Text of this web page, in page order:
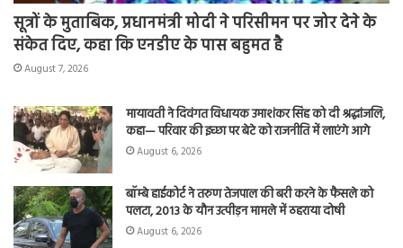
सूत्रों के मुताबिक, प्रधानमंत्री मोदी ने परिसीमन पर जोर देने के
संकेत दिए, कहा कि एनडीए के पास बहुमत है
August 7, 2026
मायावती ने दिवंगत विधायक उमाशंकर सिंह को दी श्रद्धांजलि,
कहा— परिवार की इच्छा पर बेटे को राजनीति में लाएंगे आगे
August 6, 2026
बॉम्बे हाईकोर्ट ने तरुण तेजपाल की बरी करने के फैसले को
पलटा, 2013 के यौन उत्पीड़न मामले में ठहराया दोषी
August 6, 2026